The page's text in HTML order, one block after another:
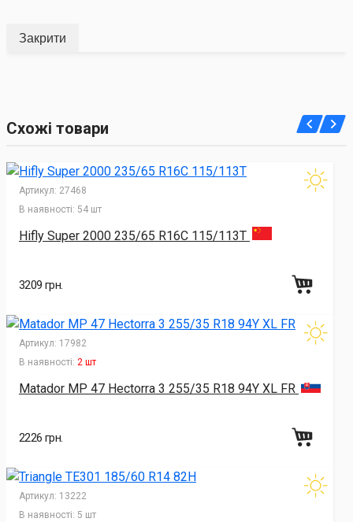
Закрити
Схожі товари
Артикул: 27468
В наявності: 54 шт
Hifly Super 2000 235/65 R16C 115/113T
3209 грн.
Артикул: 17982
В наявності: 2 шт
Matador MP 47 Hectorra 3 255/35 R18 94Y XL FR
2226 грн.
Артикул: 13222
В наявності: 5 шт